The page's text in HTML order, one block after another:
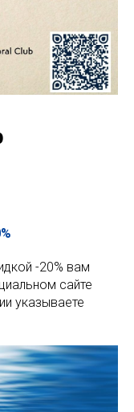
-20% вам
сайте
указываете